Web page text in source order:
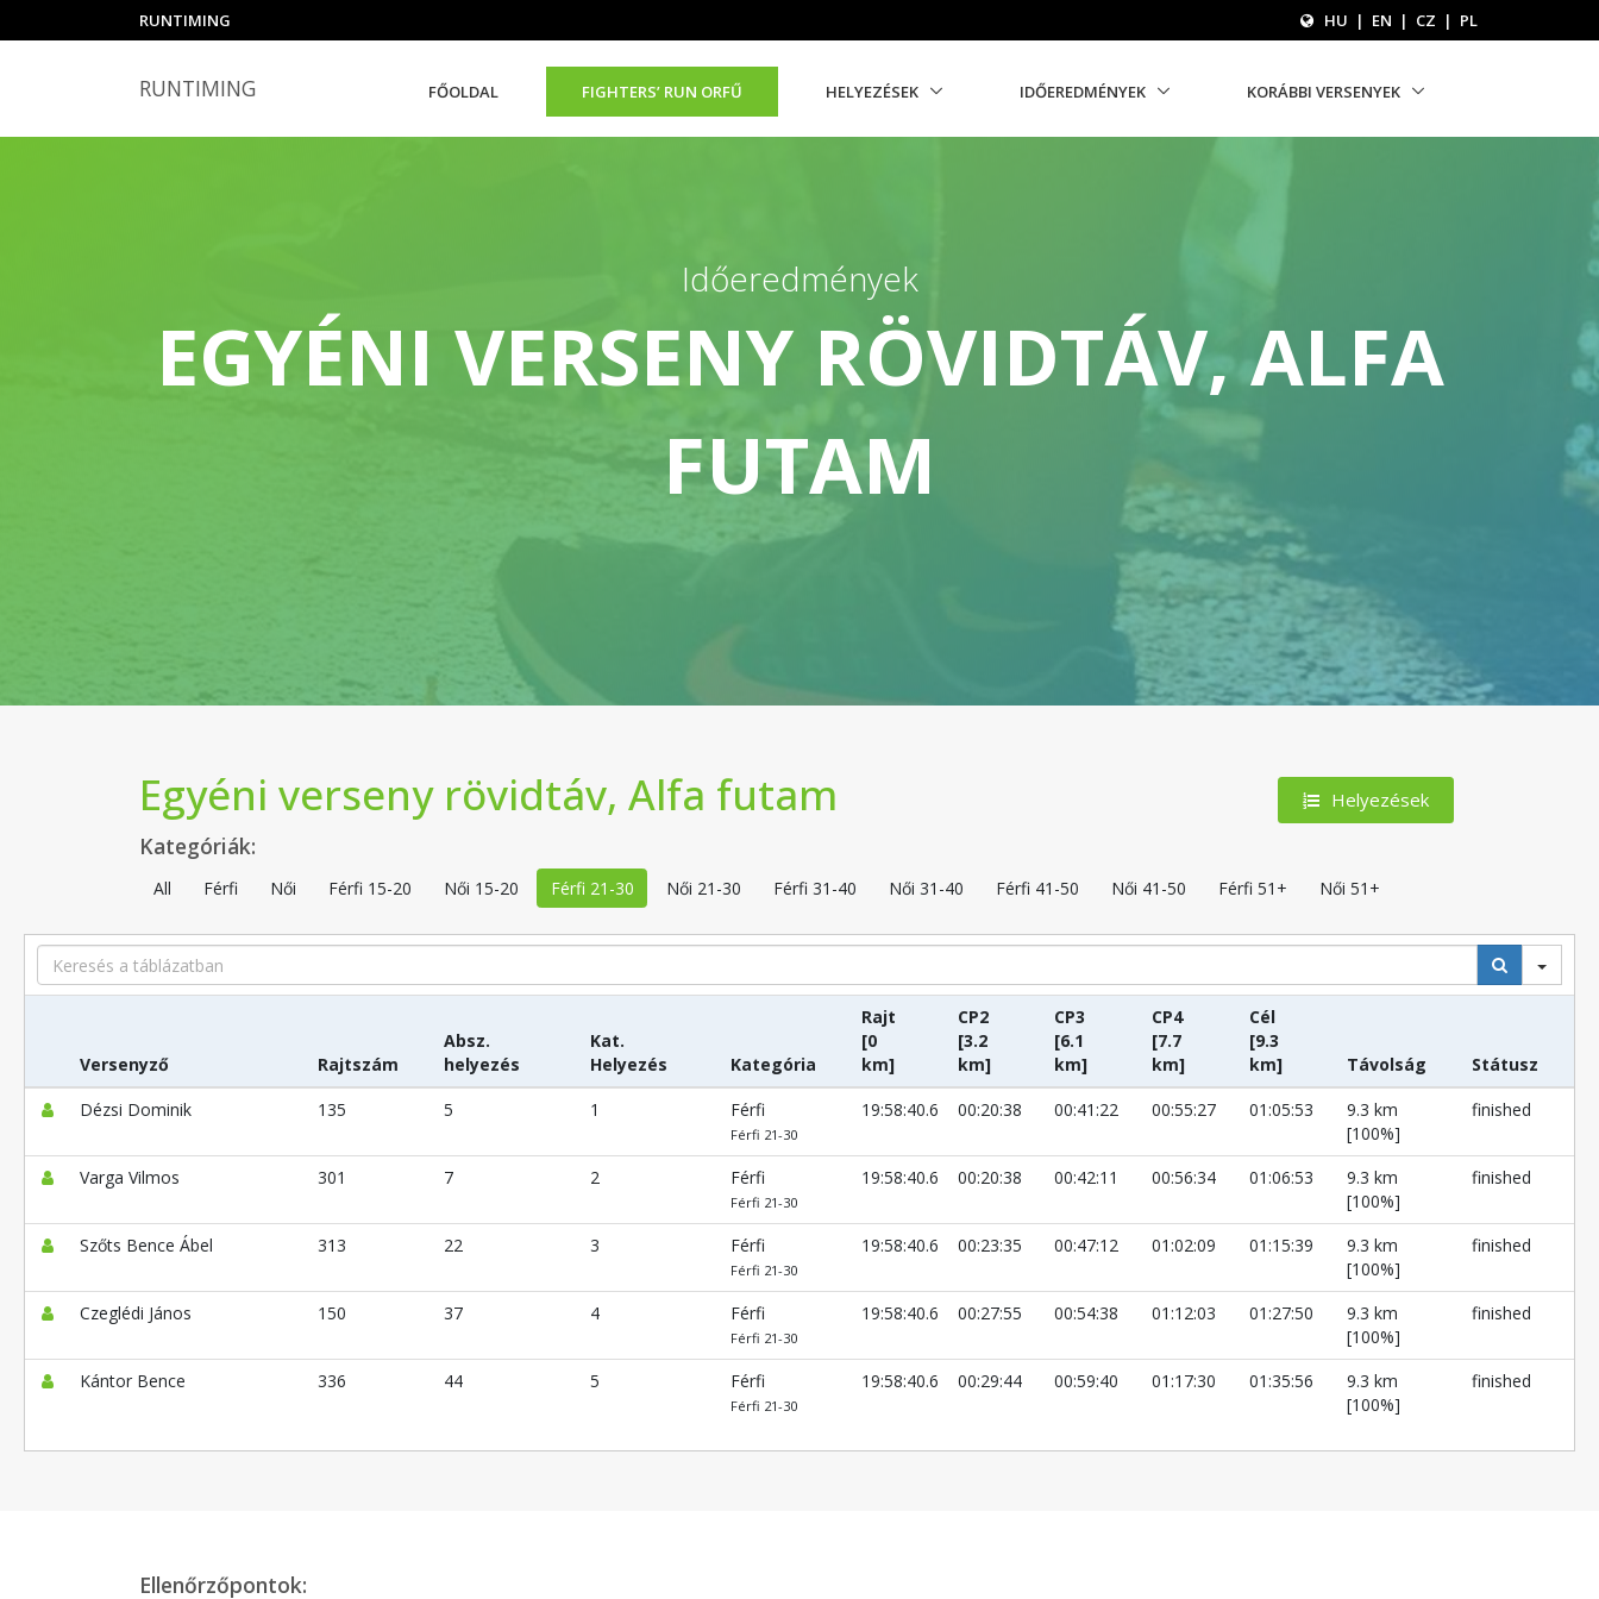
RUNTIMING HU | EN | CZ | PL
RUNTIMING FŐOLDAL FIGHTERS’ RUN ORFŰ HELYEZÉSEK IDŐEREDMÉNYEK KORÁBBI VERSENYEK
Időeredmények
EGYÉNI VERSENY RÖVIDTÁV, ALFA
FUTAM
Helyezések
Egyéni verseny rövidtáv, Alfa futam
Kategóriák:
All Férfi Női Férfi 15-20 Női 15-20 Férfi 21-30 Női 21-30 Férfi 31-40 Női 31-40 Férfi 41-50 Női 41-50 Férfi 51+ Női 51+
Search
Versenyző Rajtszám
Absz.
helyezés
Kat.
Helyezés
Kategória
Rajt
[0
km]
CP2
[3.2
km]
CP3
[6.1
km]
CP4
[7.7
km]
Cél
[9.3
km]
Távolság
Státusz
Dézsi Dominik
135 5 1 Férfi
Férfi 21-30
19:58:40.6 00:20:38 00:41:22 00:55:27 01:05:53
9.3 km
[100%]
finished
Varga Vilmos 301 7 2 Férfi
Férfi 21-30
19:58:40.6 00:20:38 00:42:11 00:56:34 01:06:53
9.3 km
[100%]
finished
Szőts Bence Ábel 313 22 3 Férfi
Férfi 21-30
19:58:40.6 00:23:35 00:47:12 01:02:09 01:15:39
9.3 km
[100%]
finished
Czeglédi János 150 37 4 Férfi
Férfi 21-30
19:58:40.6 00:27:55 00:54:38 01:12:03 01:27:50
9.3 km
[100%]
finished
Kántor Bence 336 44 5 Férfi
Férfi 21-30
19:58:40.6 00:29:44 00:59:40 01:17:30 01:35:56
9.3 km
[100%]
finished
Ellenőrzőpontok: